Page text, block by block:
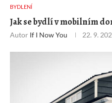
BYDLENÍ
Jak se bydlí v mobilním
Autor If I Now You 22. 9.